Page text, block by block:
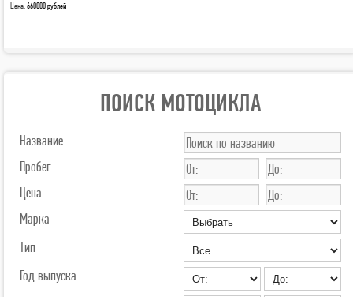
Цена:660000 рублей
ПОИСК МОТОЦИКЛА
Название
Пробег
Цена
Марка
Тип
Год выпуска